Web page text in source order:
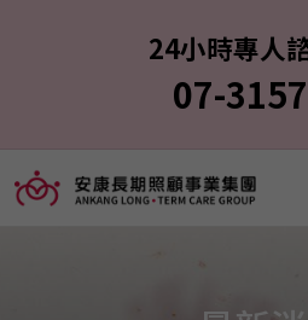
24小時專人
07-